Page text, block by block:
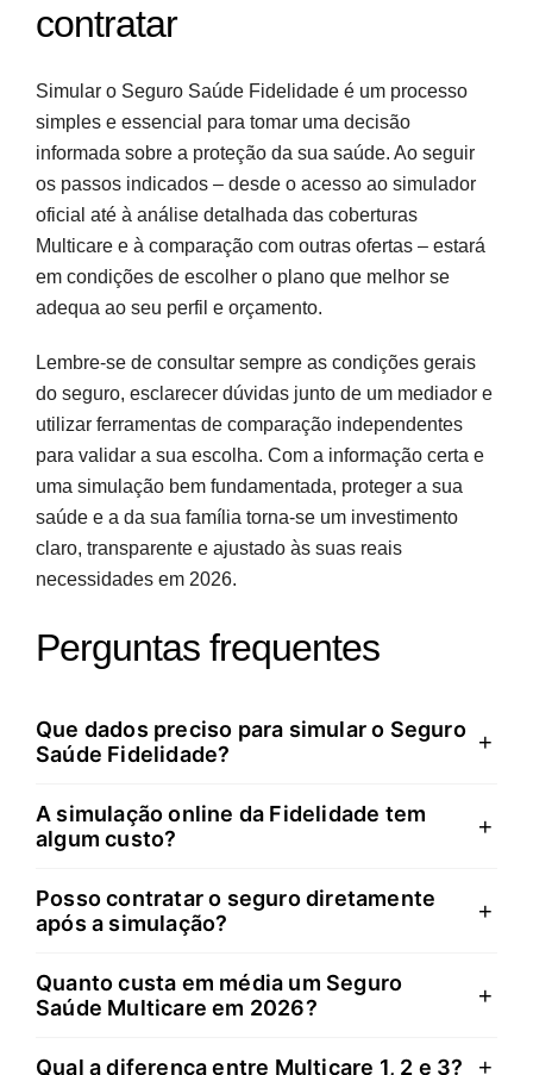
contratar
Simular o Seguro Saúde Fidelidade é um processo
simples e essencial para tomar uma decisão
informada sobre a proteção da sua saúde. Ao seguir
os passos indicados – desde o acesso ao simulador
oficial até à análise detalhada das coberturas
Multicare e à comparação com outras ofertas – estará
em condições de escolher o plano que melhor se
adequa ao seu perfil e orçamento.
Lembre-se de consultar sempre as condições gerais
do seguro, esclarecer dúvidas junto de um mediador e
utilizar ferramentas de comparação independentes
para validar a sua escolha. Com a informação certa e
uma simulação bem fundamentada, proteger a sua
saúde e a da sua família torna-se um investimento
claro, transparente e ajustado às suas reais
necessidades em 2026.
Perguntas frequentes
Que dados preciso para simular o Seguro
Saúde Fidelidade?
+
Precisa de idade, profissão, código postal e número
de pessoas a segurar. A ferramenta também solicita
como estomatologia ou medicina alternativa. Estes
dados permitem calcular o prémio ajustado ao seu
perfil.
A simulação online da Fidelidade tem
algum custo?
+
Não, a simulação é totalmente gratuita. Pode fazer
quantas simulações quiser no site oficial da
prémios sem qualquer compromisso ou encargo
Posso contratar o seguro diretamente
após a simulação?
+
Sim, o simulador permite contratar online após análise
da proposta. Pode também optar por guardar a
Quanto custa em média um Seguro
Saúde Multicare em 2026?
+
O custo varia conforme idade, localização e coberturas
Qual a diferença entre Multicare 1, 2 e 3? +